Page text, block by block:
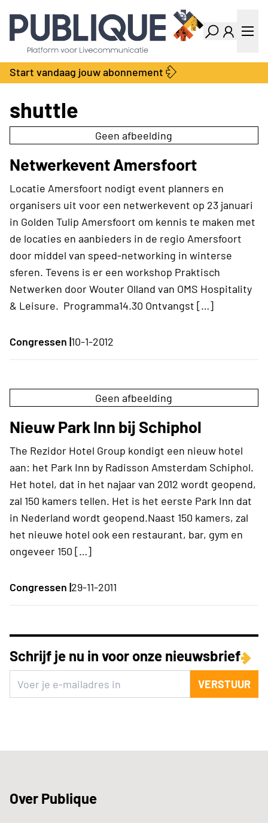
Industry Dashboard
Vacatures
Kalender
Producten
Bedrijvengids
Locatie Finder
Contact
Over ons
Adverteren
Abonnementen
Start vandaag jouw abonnement
shuttle
Geen afbeelding
Netwerkevent Amersfoort
Locatie Amersfoort nodigt event planners en
organisers uit voor een netwerkevent op 23 januari
in Golden Tulip Amersfoort om kennis te maken met
de locaties en aanbieders in de regio Amersfoort
door middel van speed-networking in winterse
sferen. Tevens is er een workshop Praktisch
Netwerken door Wouter Olland van OMS Hospitality
& Leisure. Programma14.30 Ontvangst […]
Congressen |10-1-2012
Geen afbeelding
Nieuw Park Inn bij Schiphol
The Rezidor Hotel Group kondigt een nieuw hotel
aan: het Park Inn by Radisson Amsterdam Schiphol.
Het hotel, dat in het najaar van 2012 wordt geopend,
zal 150 kamers tellen. Het is het eerste Park Inn dat
in Nederland wordt geopend.Naast 150 kamers, zal
het nieuwe hotel ook een restaurant, bar, gym en
ongeveer 150 […]
Congressen |29-11-2011
Schrijf je nu in voor onze nieuwsbrief
VERSTUUR
Over Publique